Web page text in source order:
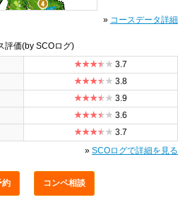
» コースデータ詳細
評価(by SCOログ)
3.7
3.8
3.9
3.6
3.7
» SCOログで詳細を見る
約 コンペ相談